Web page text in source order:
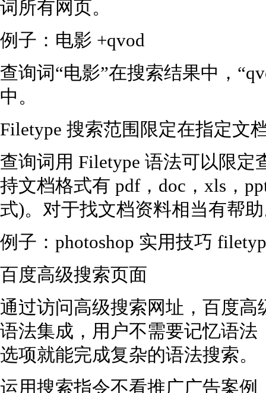
词所有网页。
例子：电影 +qvod
查询词“电影”在搜索结果中，
中。
Filetype 搜索范围限定在指定文
查询词用 Filetype 语法可以限
持文档格式有 pdf，doc，xls，
式)。对于找文档资料相当有帮
例子：photoshop 实用技巧
百度高级搜索页面
通过访问高级搜索网址，百度
语法集成，用户不需要记忆语
选项就能完成复杂的语法搜索。
运用搜索指令不看推广广告案例